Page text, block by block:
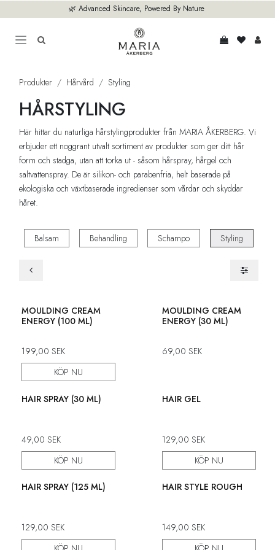
🌿 Advanced Skincare, Powered By Nature
Produkter Hårvård Styling
HÅRSTYLING
Här hittar du naturliga hårstylingprodukter från MARIA ÅKERBERG. Vi
erbjuder ett noggrant utvalt sortiment av produkter som ger ditt hår
form och stadga, utan att torka ut - såsom hårspray, hårgel och
saltvattenspray. De är silikon- och parabenfria, helt baserade på
ekologiska och växtbaserade ingredienser som vårdar och skyddar
håret.
Balsam Behandling Schampo Styling
MOULDING CREAM
ENERGY (100 ML)
199,00 SEK
KÖP NU
MOULDING CREAM
ENERGY (30 ML)
69,00 SEK
HAIR SPRAY (30 ML)
49,00 SEK
KÖP NU
HAIR GEL
129,00 SEK
KÖP NU
HAIR SPRAY (125 ML)
129,00 SEK
HAIR STYLE ROUGH
149,00 SEK